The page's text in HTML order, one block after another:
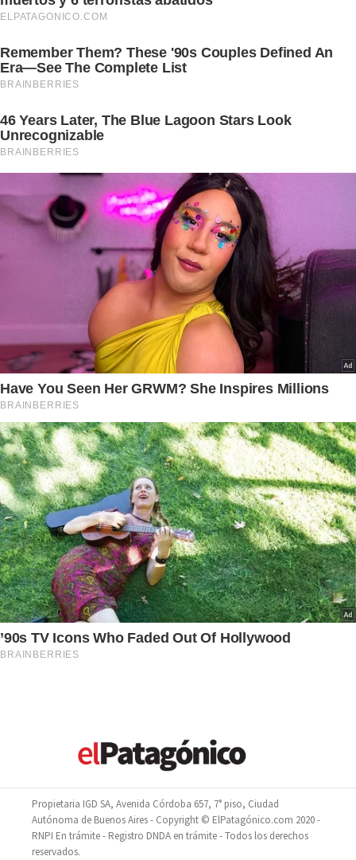
Propietaria IGD SA, Avenida Córdoba 657, 7° piso, Ciudad
Autónoma de Buenos Aires - Copyright © ElPatagónico.com 2020 -
RNPI En trámite - Registro DNDA en trámite - Todos los derechos
reservados.